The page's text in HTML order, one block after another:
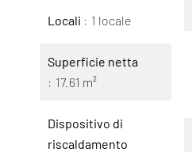
Locali 1 locale
Superficie netta
17.61 m²
Dispositivo di
riscaldamento